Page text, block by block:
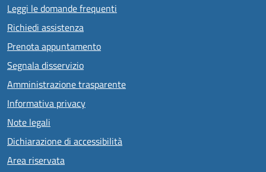
Leggi le domande frequenti
Richiedi assistenza
Prenota appuntamento
Segnala disservizio
Amministrazione trasparente
Informativa privacy
Note legali
Dichiarazione di accessibilità
Area riservata